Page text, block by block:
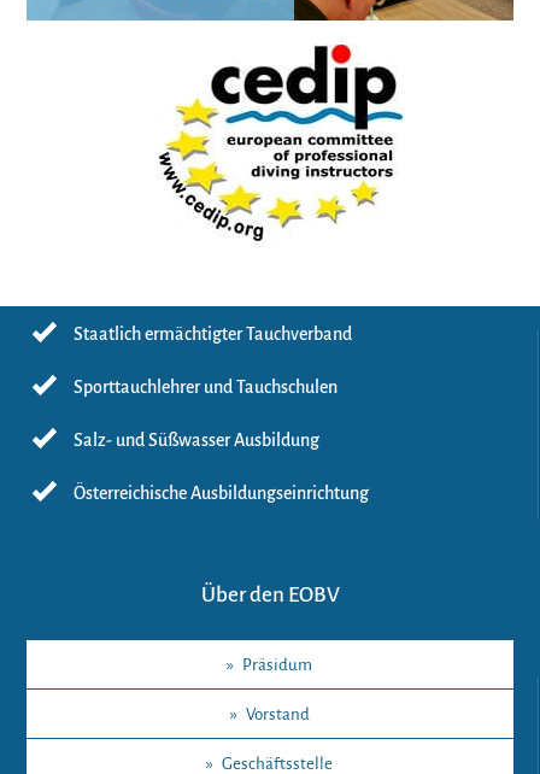
Staatlich ermächtigter Tauchverband
Sporttauchlehrer und Tauchschulen
Salz- und Süßwasser Ausbildung
Österreichische Ausbildungseinrichtung
Über den EOBV
» Präsidum
» Vorstand
» Geschäftsstelle